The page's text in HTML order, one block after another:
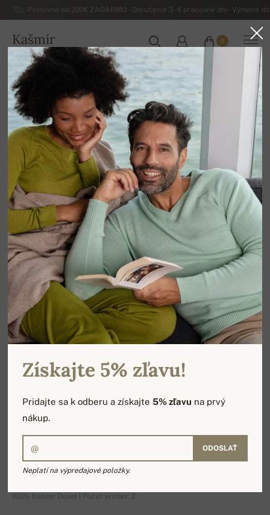
Poštovné od 200€ ZADARMO - Doručenie 3-4 pracovné dni - Výmena
Kašmír
SLOVENSKO
0
Domov Luxusné dámske kašmírové svetre Homewear
Boubou
100% Kašmír Duvet | Počet vrstiev: 2
Získajte 5% zľavu!
Pridajte sa k odberu a získajte5% zľavu na prvý
nákup.
ODOSLAŤ
Neplatí na výpredajové položky.